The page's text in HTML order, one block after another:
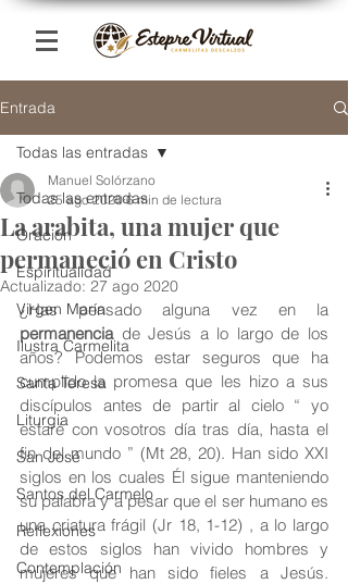
Entrada
Todas las entradas
Oración
Espiritualidad
Virgen María
Ilustra Carmelita
Santa Teresa
Liturgia
San José
Santos del Carmelo
Reflexiones
Contemplación
Todas las entradas
La arabita, una mujer que
permaneció en Cristo
Manuel Solórzano
25 ago 2020 6 min de lectura
Actualizado: 27 ago 2020
permanencia de Jesús a lo largo de los
años? Podemos estar seguros que ha
cumplido la promesa que les hizo a sus
discípulos antes de partir al cielo “ yo
estaré con vosotros día tras día, hasta el
fin del mundo ” (Mt 28, 20). Han sido XXI
siglos en los cuales Él sigue manteniendo
su palabra y a pesar que el ser humano es
una criatura frágil (Jr 18, 1-12) , a lo largo
de estos siglos han vivido hombres y
mujeres que han sido fieles a Jesús.